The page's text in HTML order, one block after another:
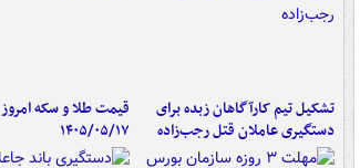
تشکیل تیم کارآگاهان زبده برای
دستگیری عاملان قتل رجب‌زاده
قیمت طلا و سکه امروز
۱۴۰۵/۰۵/۱۷